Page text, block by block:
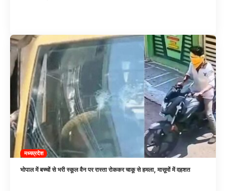
मध्यप्रदेश
भोपाल में बच्चों से भरी स्कूल वैन पर रास्ता रोककर चाकू से हमला, मासूमों में दहशत